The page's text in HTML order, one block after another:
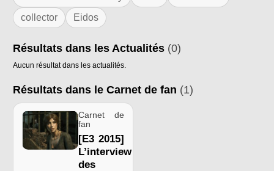
collector
Eidos
Résultats dans les Actualités (0)
Aucun résultat dans les actualités.
Résultats dans le Carnet de fan (1)
Carnet de
fan
[E3 2015]
L’interview
des